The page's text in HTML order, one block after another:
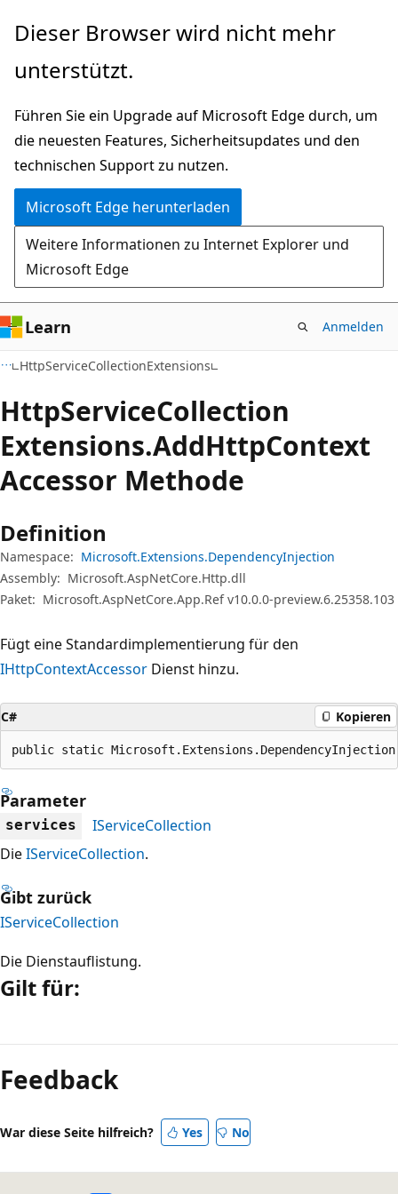
Zu
wechseln
Zur
springen
Dieser Browser wird nicht mehr
unterstützt.
Führen Sie ein Upgrade auf Microsoft Edge durch, um
die neuesten Features, Sicherheitsupdates und den
technischen Support zu nutzen.
Microsoft Edge herunterladen
Weitere Informationen zu Internet Explorer und
Microsoft Edge
Learn Anmelden
HttpServiceCollectionExtensions
HttpServiceCollection
Extensions.AddHttpContext
Accessor Methode
Definition
Namespace: Microsoft.Extensions.DependencyInjection
Assembly: Microsoft.AspNetCore.Http.dll
Paket: Microsoft.AspNetCore.App.Ref v10.0.0-preview.6.25358.103
Fügt eine Standardimplementierung für den
IHttpContextAccessor Dienst hinzu.
C# Kopieren
public static
Parameter
services
IServiceCollection
DieIServiceCollection.
Gibt zurück
IServiceCollection
Die Dienstauflistung.
Gilt für:
deaktiviert
Feedback
War diese Seite hilfreich? Yes No